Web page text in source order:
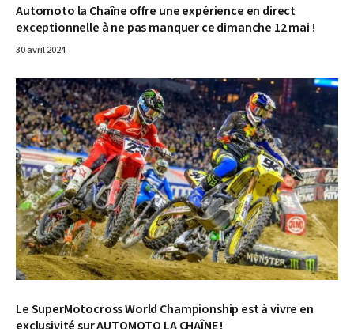
Automoto la Chaîne offre une expérience en direct
exceptionnelle à ne pas manquer ce dimanche 12 mai !
30 avril 2024
Le SuperMotocross World Championship est à vivre en
exclusivité sur AUTOMOTO LA CHAÎNE !